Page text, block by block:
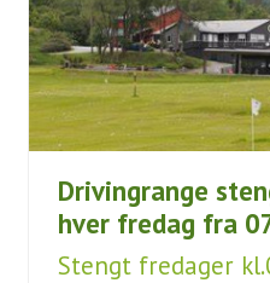
Drivingrange
hver fredag fra
Stengt fredager